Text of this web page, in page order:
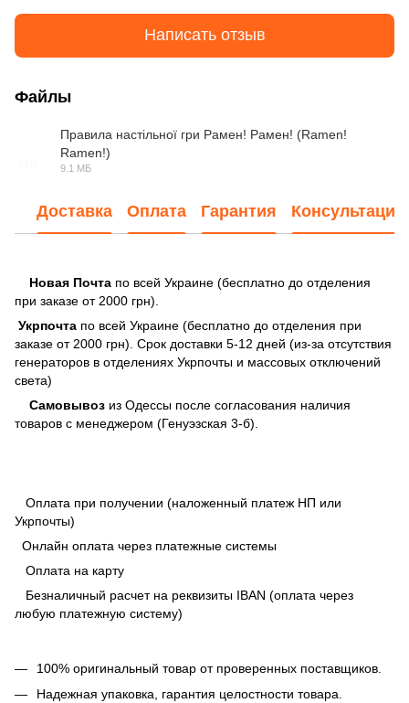
Написать отзыв
Файлы
Правила настільної гри Рамен! Рамен! (Ramen!
Ramen!)
9.1 МБ
Доставка Оплата Гарантия Консультация
Новая Почта по всей Украине (бесплатно до отделения
при заказе от 2000 грн).
Укрпочта по всей Украине (бесплатно до отделения при
заказе от 2000 грн). Срок доставки 5-12 дней (из-за отсутствия
генераторов в отделениях Укрпочты и массовых отключений
света)
Самовывоз из Одессы после согласования наличия
товаров с менеджером (Генуэзская 3-б).
Оплата при получении (наложенный платеж НП или
Укрпочты)
Онлайн оплата через платежные системы
Оплата на карту
Безналичный расчет на реквизиты IBAN (оплата через
любую платежную систему)
100% оригинальный товар от проверенных поставщиков.
Надежная упаковка, гарантия целостности товара.